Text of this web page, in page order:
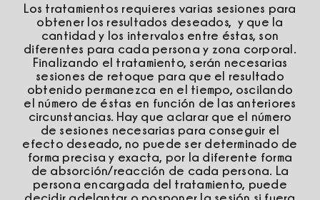
Los tratamientos requieres varias sesiones para
obtener los resultados deseados, y que la
cantidad y los intervalos entre éstas, son
diferentes para cada persona y zona corporal.
Finalizando el tratamiento, serán necesarias
sesiones de retoque para que el resultado
obtenido permanezca en el tiempo, oscilando
el número de éstas en función de las anteriores
circunstancias. Hay que aclarar que el número
de sesiones necesarias para conseguir el
efecto deseado, no puede ser determinado de
forma precisa y exacta, por la diferente forma
de absorción/reacción de cada persona. La
persona encargada del tratamiento, puede
decidir adelantar o posponer la sesión si fuera